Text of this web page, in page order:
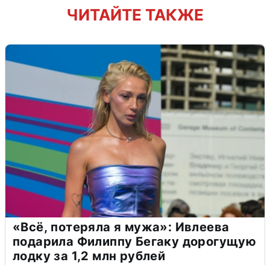
ЧИТАЙТЕ ТАКЖЕ
«Всё, потеряла я мужа»: Ивлеева
подарила Филиппу Бегаку дорогущую
лодку за 1,2 млн рублей